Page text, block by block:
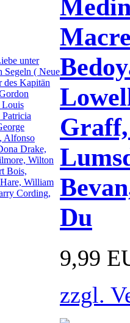
Du
9,99
zzgl.